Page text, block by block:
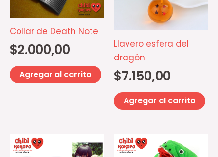
Collar de Death Note
$2.000,00
Agregar al carrito
Llavero esfera del
dragón
$7.150,00
Agregar al carrito
Este
producto